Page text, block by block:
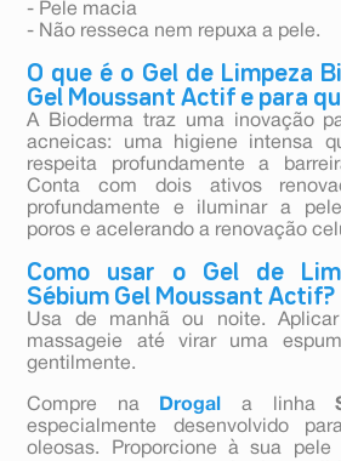
- Pele macia
- Não resseca nem repuxa a pele.
O que é o Gel de Limpeza
Gel Moussant Actif e para
A Bioderma traz uma inovação
acneicas: uma higiene intensa
respeita profundamente a
Conta com dois ativos
profundamente e iluminar a
poros e acelerando a renovação
Como usar o Gel de
Sébium Gel Moussant Actif?
Usa de manhã ou noite.
massageie até virar uma
gentilmente.
Compre na Drogal a linha
especialmente desenvolvido
oleosas. Proporcione à sua